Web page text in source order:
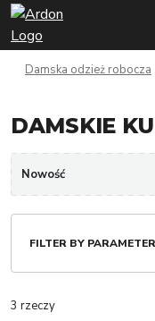
Damska odzież robocza
DAMSKIE
Nowość
FILTER BY
3 rzeczy